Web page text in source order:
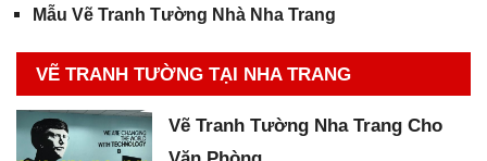
Mẫu Vẽ Tranh Tường Nhà Nha Trang
VẼ TRANH TƯỜNG TẠI NHA TRANG
Vẽ Tranh Tường Nha Trang Cho